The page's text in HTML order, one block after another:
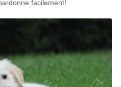
facilement!